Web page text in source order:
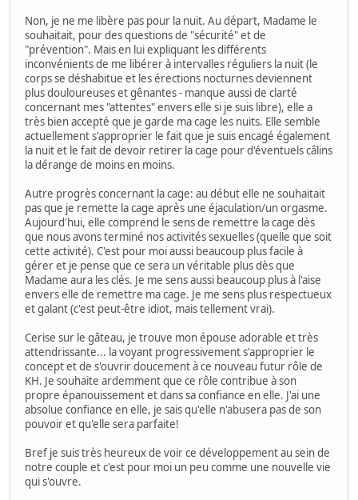
Non, je ne me libère pas pour la nuit. Au départ, Madame le
souhaitait, pour des questions de "sécurité" et de
"prévention". Mais en lui expliquant les différents
inconvénients de me libérer à intervalles réguliers la nuit (le
corps se déshabitue et les érections nocturnes deviennent
plus douloureuses et gênantes - manque aussi de clarté
concernant mes "attentes" envers elle si je suis libre), elle a
très bien accepté que je garde ma cage les nuits. Elle semble
actuellement s'approprier le fait que je suis encagé également
la nuit et le fait de devoir retirer la cage pour d'éventuels câlins
la dérange de moins en moins.
Autre progrès concernant la cage: au début elle ne souhaitait
pas que je remette la cage après une éjaculation/un orgasme.
Aujourd'hui, elle comprend le sens de remettre la cage dès
que nous avons terminé nos activités sexuelles (quelle que soit
cette activité). C'est pour moi aussi beaucoup plus facile à
gérer et je pense que ce sera un véritable plus dès que
Madame aura les clés. Je me sens aussi beaucoup plus à l'aise
envers elle de remettre ma cage. Je me sens plus respectueux
et galant (c'est peut-être idiot, mais tellement vrai).
Cerise sur le gâteau, je trouve mon épouse adorable et très
attendrissante... la voyant progressivement s'approprier le
concept et de s'ouvrir doucement à ce nouveau futur rôle de
KH. Je souhaite ardemment que ce rôle contribue à son
propre épanouissement et dans sa confiance en elle. J'ai une
absolue confiance en elle, je sais qu'elle n'abusera pas de son
pouvoir et qu'elle sera parfaite!
Bref je suis très heureux de voir ce développement au sein de
notre couple et c'est pour moi un peu comme une nouvelle vie
qui s'ouvre.